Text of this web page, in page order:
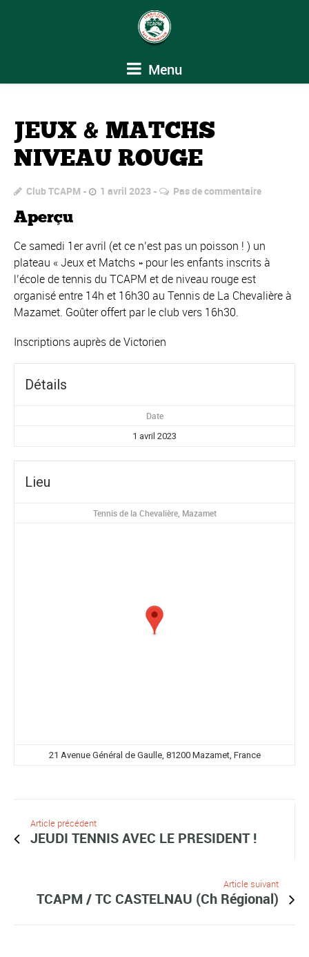
Menu
JEUX & MATCHS
NIVEAU ROUGE
Club TCAPM 1 avril 2023 Pas de commentaire
Aperçu
Ce samedi 1er avril (et ce n’est pas un poisson ! ) un
plateau « Jeux et Matchs » pour les enfants inscrits à
l’école de tennis du TCAPM et de niveau rouge est
organisé entre 14h et 16h30 au Tennis de La Chevalière à
Mazamet. Goûter offert par le club vers 16h30.
Inscriptions auprès de Victorien
Détails
Date
1 avril 2023
Lieu
Tennis de la Chevalière, Mazamet
21 Avenue Général de Gaulle, 81200 Mazamet, France
Article précédent
JEUDI TENNIS AVEC LE PRESIDENT !
Article suivant
TCAPM / TC CASTELNAU (Ch Régional)